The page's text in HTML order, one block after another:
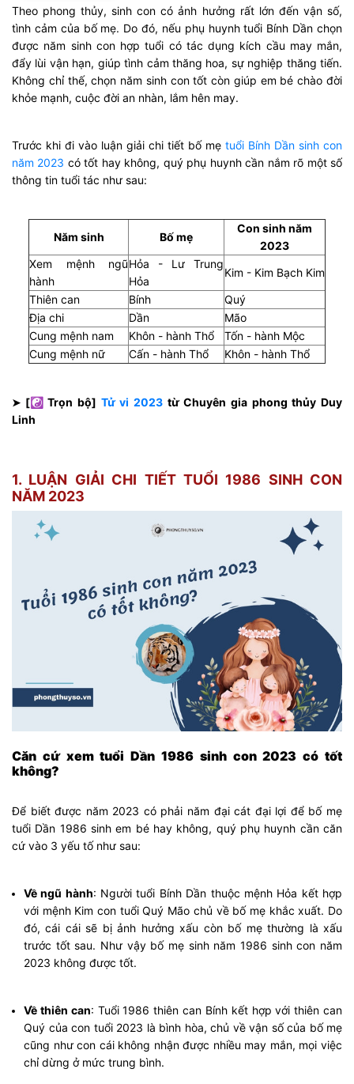
Theo phong thủy, sinh con có ảnh hưởng rất lớn đến vận số,
tình cảm của bố mẹ. Do đó, nếu phụ huynh tuổi Bính Dần chọn
được năm sinh con hợp tuổi có tác dụng kích cầu may mắn,
đẩy lùi vận hạn, giúp tình cảm thăng hoa, sự nghiệp thăng tiến.
Không chỉ thế, chọn năm sinh con tốt còn giúp em bé chào đời
khỏe mạnh, cuộc đời an nhàn, lắm hên may.
Trước khi đi vào luận giải chi tiết bố mẹ tuổi Bính Dần sinh con
năm 2023 có tốt hay không, quý phụ huynh cần nắm rõ một số
thông tin tuổi tác như sau:
Năm sinh Bố mẹ
Con sinh năm
2023
Xem mệnh ngũ
hành
Hỏa - Lư Trung
Hỏa
Kim - Kim Bạch Kim
Thiên can
Bính
Quý
Địa chi
Dần
Mão
Cung mệnh nam
Khôn - hành Thổ
Tốn - hành Mộc
Cung mệnh nữ
Cấn - hành Thổ Khôn - hành Thổ
➤ [☯ Trọn bộ] Tử vi 2023 từ Chuyên gia phong thủy Duy
Linh
1. LUẬN GIẢI CHI TIẾT TUỔI 1986 SINH CON
NĂM 2023
Căn cứ xem tuổi Dần 1986 sinh con 2023 có tốt
không?
Để biết được năm 2023 có phải năm đại cát đại lợi để bố mẹ
tuổi Dần 1986 sinh em bé hay không, quý phụ huynh cần căn
cứ vào 3 yếu tố như sau:
Về ngũ hành: Người tuổi Bính Dần thuộc mệnh Hỏa kết hợp
với mệnh Kim con tuổi Quý Mão chủ về bố mẹ khắc xuất. Do
đó, cái cái sẽ bị ảnh hưởng xấu còn bố mẹ thường là xấu
trước tốt sau. Như vậy bố mẹ sinh năm 1986 sinh con năm
2023 không được tốt.
Về thiên can: Tuổi 1986 thiên can Bính kết hợp với thiên can
Quý của con tuổi 2023 là bình hòa, chủ về vận số của bố mẹ
cũng như con cái không nhận được nhiều may mắn, mọi việc
chỉ dừng ở mức trung bình.